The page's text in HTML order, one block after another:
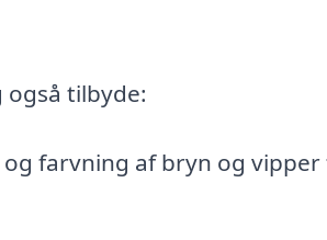
også tilbyde:
farvning af bryn og